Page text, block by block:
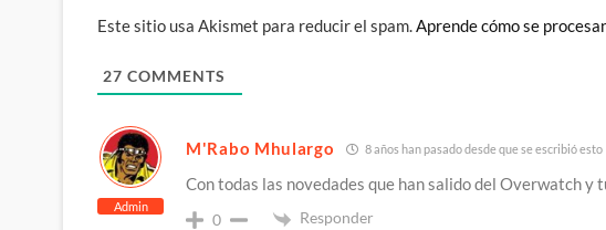
Este sitio usa Akismet para reducir el spam.Aprende cómo se
27 COMMENTS
Admin
M'Rabo Mhulargo 8 años han pasado desde que se escribió esto
Con todas las novedades que han salido del Overwatch y
0 Responder